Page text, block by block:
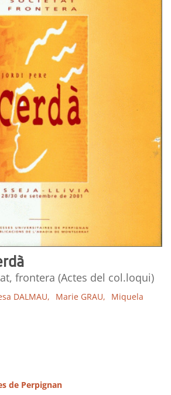
frontera (Actes del col.loqui)
DALMAU, Marie GRAU,
Miquela
de Perpignan